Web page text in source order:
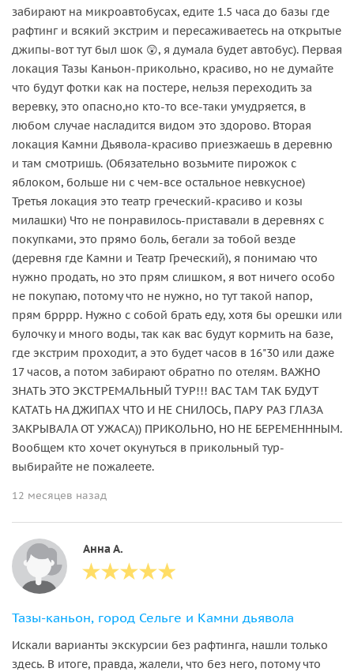
забирают на микроавтобусах, едите 1.5 часа до базы где
рафтинг и всякий экстрим и пересаживаетесь на открытые
джипы-вот тут был шок 😲, я думала будет автобус). Первая
локация Тазы Каньон-прикольно, красиво, но не думайте
что будут фотки как на постере, нельзя переходить за
веревку, это опасно,но кто-то все-таки умудряется, в
любом случае насладится видом это здорово. Вторая
локация Камни Дьявола-красиво приезжаешь в деревню
и там смотришь. (Обязательно возьмите пирожок с
яблоком, больше ни с чем-все остальное невкусное)
Третья локация это театр греческий-красиво и козы
милашки) Что не понравилось-приставали в деревнях с
покупками, это прямо боль, бегали за тобой везде
(деревня где Камни и Театр Греческий), я понимаю что
нужно продать, но это прям слишком, я вот ничего особо
не покупаю, потому что не нужно, но тут такой напор,
прям брррр. Нужно с собой брать еду, хотя бы орешки или
булочку и много воды, так как вас будут кормить на базе,
где экстрим проходит, а это будет часов в 16"30 или даже
17 часов, а потом забирают обратно по отелям. ВАЖНО
ЗНАТЬ ЭТО ЭКСТРЕМАЛЬНЫЙ ТУР!!! ВАС ТАМ ТАК БУДУТ
КАТАТЬ НА ДЖИПАХ ЧТО И НЕ СНИЛОСЬ, ПАРУ РАЗ ГЛАЗА
ЗАКРЫВАЛА ОТ УЖАСА)) ПРИКОЛЬНО, НО НЕ БЕРЕМЕНННЫМ.
Вообщем кто хочет окунуться в прикольный тур-
выбирайте не пожалеете.
12 месяцев назад
Анна А.
Тазы-каньон, город Сельге и Камни дьявола
Искали варианты экскурсии без рафтинга, нашли только
здесь. В итоге, правда, жалели, что без него, потому что